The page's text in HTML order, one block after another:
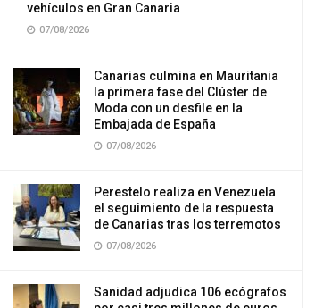
vehículos en Gran Canaria
07/08/2026
Canarias culmina en Mauritania
la primera fase del Clúster de
Moda con un desfile en la
Embajada de España
07/08/2026
Perestelo realiza en Venezuela
el seguimiento de la respuesta
de Canarias tras los terremotos
07/08/2026
Sanidad adjudica 106 ecógrafos